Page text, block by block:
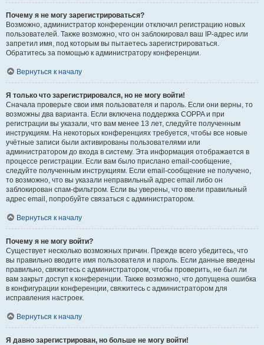
Почему я не могу зарегистрироваться?
Возможно, администратор конференции отключил регистрацию новых
пользователей. Также возможно, что он заблокировал ваш IP-адрес или
запретил имя, под которым вы пытаетесь зарегистрироваться.
Обратитесь за помощью к администратору конференции.
Вернуться к началу
Я только что зарегистрировался, но не могу войти!
Сначала проверьте свои имя пользователя и пароль. Если они верны, то
возможны два варианта. Если включена поддержка COPPA и при
регистрации вы указали, что вам менее 13 лет, следуйте полученным
инструкциям. На некоторых конференциях требуется, чтобы все новые
учётные записи были активированы пользователями или
администратором до входа в систему. Эта информация отображается в
процессе регистрации. Если вам было прислано email-сообщение,
следуйте полученным инструкциям. Если email-сообщение не получено,
то возможно, что вы указали неправильный адрес email либо он
заблокирован спам-фильтром. Если вы уверены, что ввели правильный
адрес email, попробуйте связаться с администратором.
Вернуться к началу
Почему я не могу войти?
Существует несколько возможных причин. Прежде всего убедитесь, что
вы правильно вводите имя пользователя и пароль. Если данные введены
правильно, свяжитесь с администратором, чтобы проверить, не был ли
вам закрыт доступ к конференции. Также возможно, что допущена ошибка
в конфигурации конференции, свяжитесь с администратором для
исправления настроек.
Вернуться к началу
Я давно зарегистрирован, но больше не могу войти!